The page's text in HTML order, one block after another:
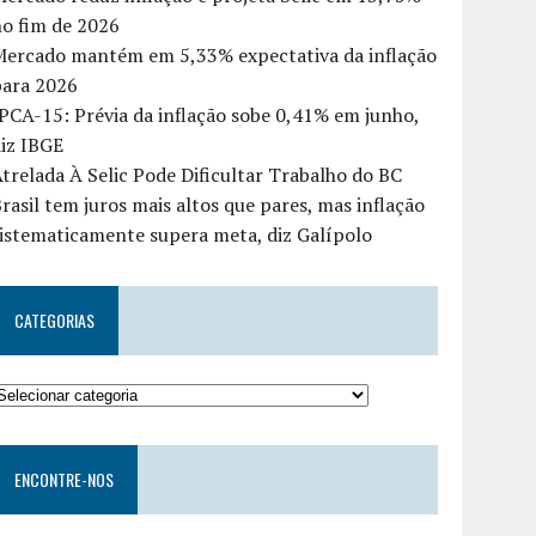
fim de 2026
mantém em 5,33% expectativa da inflação
2026
15: Prévia da inflação sobe 0,41% em junho,
IBGE
À Selic Pode Dificultar Trabalho do BC
tem juros mais altos que pares, mas inflação
supera meta, diz Galípolo
CATEGORIAS
ENCONTRE-NOS